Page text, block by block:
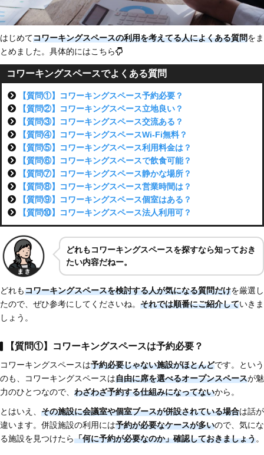
はじめてコワーキングスペースの利用を考えてる人によくある質問をま
とめました。具体的にはこちら
コワーキングスペースでよくある質問
【質問①】コワーキングスペース予約必要？
【質問②】コワーキングスペース立地良い？
【質問③】コワーキングスペース交流ある？
【質問④】コワーキングスペースWi-Fi無料？
【質問⑤】コワーキングスペース利用料金は？
【質問⑥】コワーキングスペースで飲食可能？
【質問⑦】コワーキングスペース静かな場所？
【質問⑧】コワーキングスペース営業時間は？
【質問⑨】コワーキングスペース個室はある？
【質問⑩】コワーキングスペース法人利用可？
どれもコワーキングスペースを探すなら知っておき
たい内容だねー。
どれもコワーキングスペースを検討する人が気になる質問だけを厳選し
たので、ぜひ参考にしてくださいね。 それでは順番にご紹介していきま
しょう。
【質問①】コワーキングスペースは予約必要？
コワーキングスペースは予約必要じゃない施設がほとんどです。という
のも、コワーキングスペースは自由に席を選べるオープンスペースが魅
力のひとつなので、 わざわざ予約する仕組みになってないから。
とはいえ、 その施設に会議室や個室ブースが併設されている場合は話が
違います。併設施設の利用には予約が必要なケースが多いので、気にな
る施設を見つけたら「何に予約が必要なのか」確認しておきましょう。